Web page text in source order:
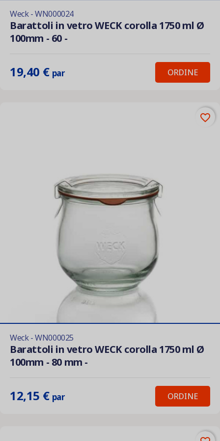
Weck - WN000024
Barattoli in vetro WECK corolla 1750 ml Ø
100mm - 60 -
19,40 € par ORDINE
Weck - WN000025
Barattoli in vetro WECK corolla 1750 ml Ø
100mm - 80 mm -
12,15 € par ORDINE
favorite_border